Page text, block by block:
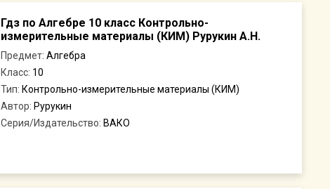
Гдз по Алгебре 10 класс Контрольно-
измерительные материалы (КИМ) Рурукин А.Н.
Предмет: Алгебра
Класс: 10
Тип: Контрольно-измерительные материалы (КИМ)
Автор: Рурукин
Серия/Издательство: ВАКО